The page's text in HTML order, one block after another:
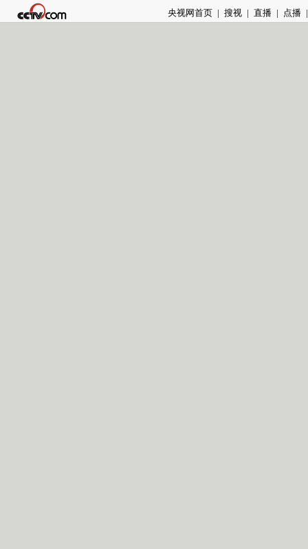
央视网首页 | 搜视 | 直播 | 点播 |